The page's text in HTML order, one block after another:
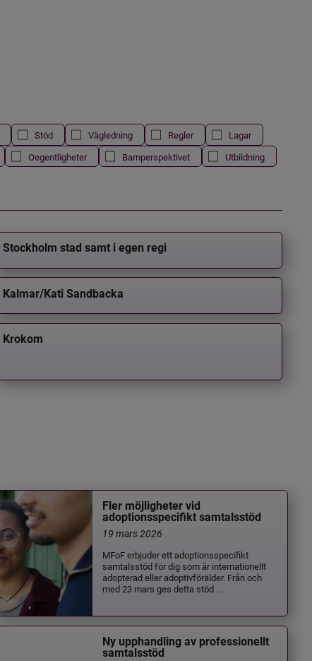
Stöd Vägledning Regler
Lagar
Oegentligheter Barnperspektivet
Utbildning
Stockholm stad samt i egen regi
Kalmar/Kati Sandbacka
Krokom
Fler möjligheter vid
adoptionsspecifikt samtalsstöd
19 mars 2026
MFoF erbjuder ett adoptionsspecifikt
samtalsstöd för dig som är internationellt
adopterad eller adoptivförälder. Från och
med 23 mars ges detta stöd ...
Ny upphandling av professionellt
samtalsstöd